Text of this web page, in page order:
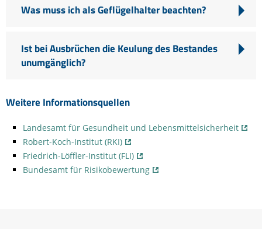
Was muss ich als Geflügelhalter beachten?
Ist bei Ausbrüchen die Keulung des Bestandes
unumgänglich?
Weitere Informationsquellen
Landesamt für Gesundheit und Lebensmittelsicherheit
Robert-Koch-Institut (RKI)
Friedrich-Löffler-Institut (FLI)
Bundesamt für Risikobewertung